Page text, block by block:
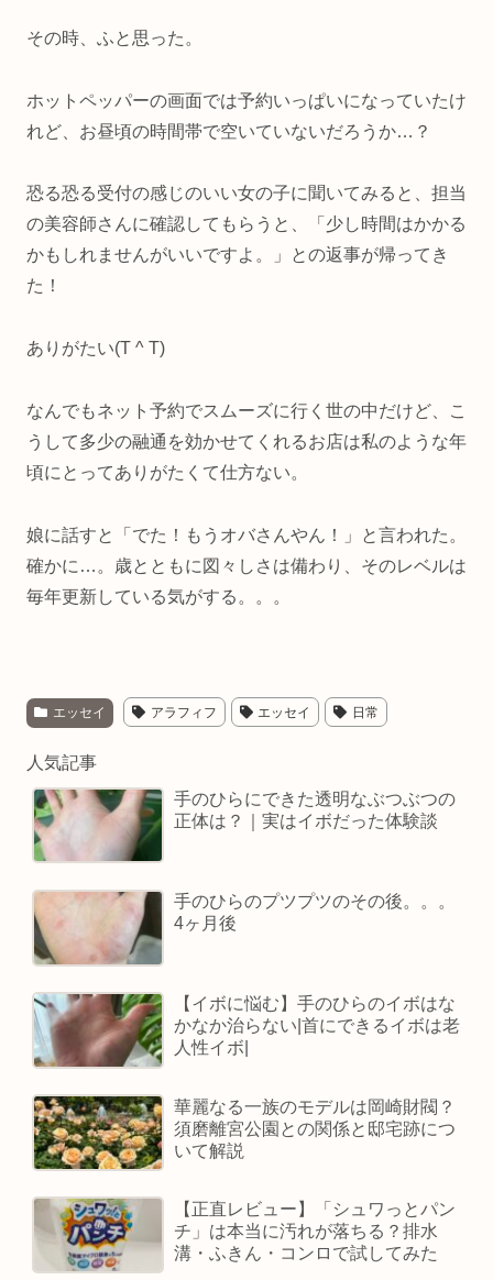
その時、ふと思った。
ホットペッパーの画面では予約いっぱいになっていたけ
れど、お昼頃の時間帯で空いていないだろうか…？
恐る恐る受付の感じのいい女の子に聞いてみると、担当
の美容師さんに確認してもらうと、「少し時間はかかる
かもしれませんがいいですよ。」との返事が帰ってき
た！
ありがたい(T ^ T)
なんでもネット予約でスムーズに行く世の中だけど、こ
うして多少の融通を効かせてくれるお店は私のような年
頃にとってありがたくて仕方ない。
娘に話すと「でた！もうオバさんやん！」と言われた。
確かに…。歳とともに図々しさは備わり、そのレベルは
毎年更新している気がする。。。
エッセイ アラフィフ エッセイ 日常
人気記事
手のひらにできた透明なぶつぶつの
正体は？｜実はイボだった体験談
手のひらのプツプツのその後。。。
4ヶ月後
【イボに悩む】手のひらのイボはな
かなか治らない|首にできるイボは老
人性イボ|
華麗なる一族のモデルは岡崎財閥？
須磨離宮公園との関係と邸宅跡につ
いて解説
【正直レビュー】「シュワっとパン
チ」は本当に汚れが落ちる？排水
溝・ふきん・コンロで試してみた